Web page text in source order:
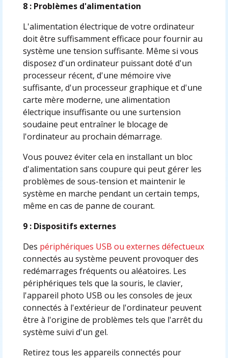
8 : Problèmes d'alimentation
L'alimentation électrique de votre ordinateur
doit être suffisamment efficace pour fournir au
système une tension suffisante. Même si vous
disposez d'un ordinateur puissant doté d'un
processeur récent, d'une mémoire vive
suffisante, d'un processeur graphique et d'une
carte mère moderne, une alimentation
électrique insuffisante ou une surtension
soudaine peut entraîner le blocage de
l'ordinateur au prochain démarrage.
Vous pouvez éviter cela en installant un bloc
d'alimentation sans coupure qui peut gérer les
problèmes de sous-tension et maintenir le
système en marche pendant un certain temps,
même en cas de panne de courant.
9 : Dispositifs externes
Des périphériques USB ou externes défectueux
connectés au système peuvent provoquer des
redémarrages fréquents ou aléatoires. Les
périphériques tels que la souris, le clavier,
l'appareil photo USB ou les consoles de jeux
connectés à l'extérieur de l'ordinateur peuvent
être à l'origine de problèmes tels que l'arrêt du
système suivi d'un gel.
Retirez tous les appareils connectés pour